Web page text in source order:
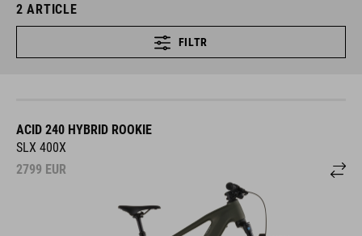
2 ARTICLE
FILTR
ACID 240 HYBRID ROOKIE
SLX 400X
2799 EUR